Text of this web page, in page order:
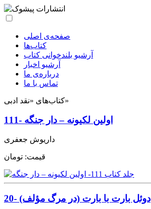
صفحه‌ی اصلی
کتاب‌ها
آرشیو بلندخوانی کتاب
آرشیو اخبار
درباره‌ی ما
تماس با ما
کتاب‌های «نقد ادبی»
111- اولین لکیونه – دار جنگه
داریوش جعفری
قیمت: تومان
20- دوئل بارت با بارت (در مرگ مؤلف)